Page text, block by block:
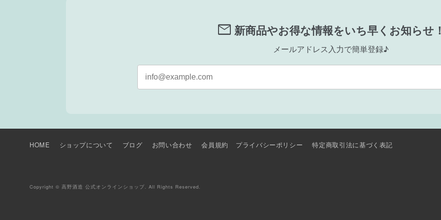
mail 新商品やお得な情報をいち早くお知らせ
メールアドレス入力で簡単登録♪
HOME ショップについて ブログ お問い合わせ 会員規約 プライバシーポリシー 特定商取引法に基づく表記
Copyright © 高野酒造 公式オンラインショップ. All Rights Reserved.